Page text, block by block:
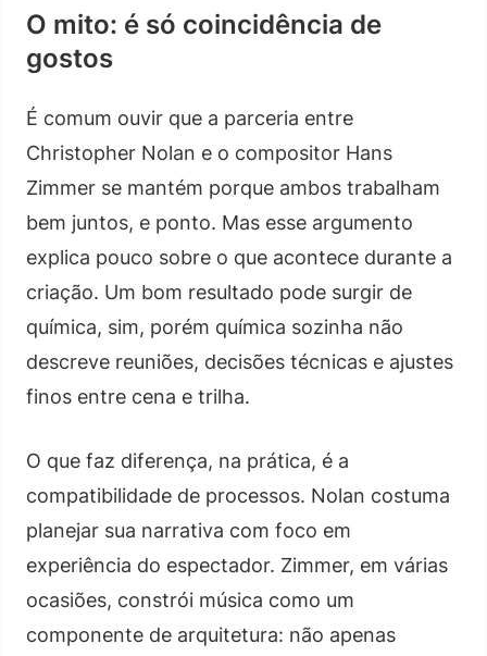
O mito: é só coincidência de
gostos
É comum ouvir que a parceria entre
Christopher Nolan e o compositor Hans
Zimmer se mantém porque ambos trabalham
bem juntos, e ponto. Mas esse argumento
explica pouco sobre o que acontece durante a
criação. Um bom resultado pode surgir de
química, sim, porém química sozinha não
descreve reuniões, decisões técnicas e ajustes
finos entre cena e trilha.
O que faz diferença, na prática, é a
compatibilidade de processos. Nolan costuma
planejar sua narrativa com foco em
experiência do espectador. Zimmer, em várias
ocasiões, constrói música como um
componente de arquitetura: não apenas